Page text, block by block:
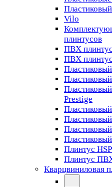
Vilo
плинтусов
ПВХ
ПВХ
Prestige
Плинтус
Плинтус
Кварцвиниловая